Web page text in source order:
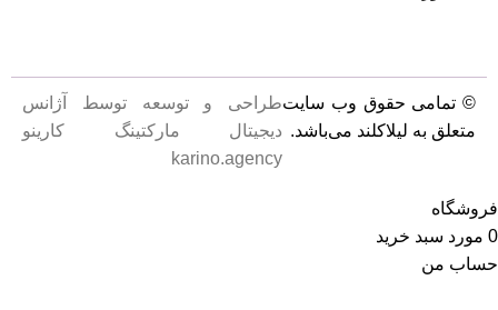
© تمامی حقوق وب سایت
متعلق به لیلاکلند می‌باشد.
طراحی و توسعه توسط آژانس
دیجیتال مارکتینگ کارینو
karino.agency
فروشگاه
0 مورد سبد خرید
حساب من